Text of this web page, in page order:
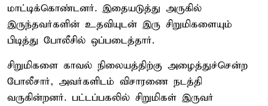
மாட்டிக்கொண்டனர். இதையடுத்து அருகில்
இருந்தவர்களின் உதவியுடன் இரு சிறுமிகளையும்
பிடித்து போலீசில் ஒப்படைத்தார்.
சிறுமிகளை காவல் நிலையத்திற்கு அழைத்துச்சென்ற
போலீசார், அவர்களிடம் விசாரணை நடத்தி
வருகின்றனர். பட்டப்பகலில் சிறுமிகள் இருவர்